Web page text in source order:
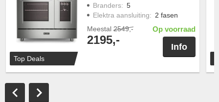
Top Deals
Branders: 5
Elektra aansluiting: 2 fasen
Meestal 2549,-
2195,-
Op voorraad
Info